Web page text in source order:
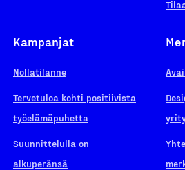
Kampanjat
Nollatilanne
Tervetuloa kohti positiivista
työelämäpuhetta
Suunnittelulla on
alkuperänsä